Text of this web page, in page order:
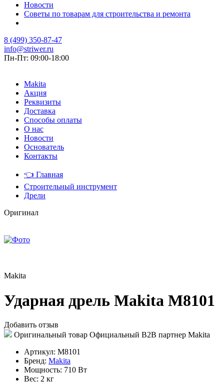
Новости
Советы по товарам для строительства и ремонта
8 (499) 350-87-47
info@striwer.ru
Пн-Пт: 09:00-18:00
Makita
Акция
Реквизиты
Доставка
Способы оплаты
О нас
Новости
Основатель
Контакты
👈 Главная
Строительный инструмент
Дрели
Оригинал
Makita
Ударная дрель Makita M8101
Добавить отзыв
Оригинальный товар Официальный B2B партнер Makita
Артикул: M8101
Бренд: Makita
Мощность: 710 Вт
Вес: 2 кг